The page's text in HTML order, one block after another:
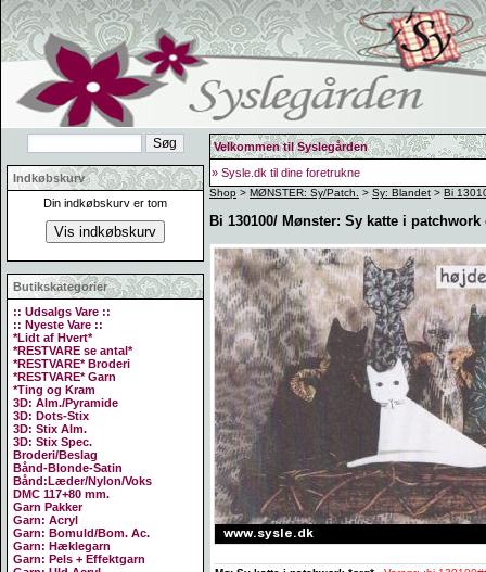
Indkøbskurv
Din indkøbskurv er tom
Butikskategorier
:: Udsalgs Vare ::
:: Nyeste Vare ::
*Lidt af Hvert*
*RESTVARE se antal*
*RESTVARE* Broderi
*RESTVARE* Garn
*Ting og Kram
3D: Alm./Pyramide
3D: Dots-Stix
3D: Stix Alm.
3D: Stix Spec.
Broderi/Beslag
Bånd-Blonde-Satin
Bånd:Læder/Nylon/Voks
DMC 117+80 mm.
Garn Pakker
Garn: Acryl
Garn: Bomuld/Bom. Ac.
Garn: Hæklegarn
Garn: Pels + Effektgarn
Velkommen til Syslegården
» Sysle.dk til dine foretrukne
Shop > MØNSTER: Sy/Patch. > Sy: Blandet > Bi
Bi 130100/ Mønster: Sy katte i patchwork